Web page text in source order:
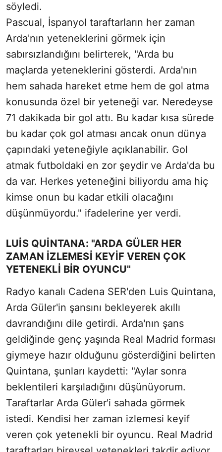
söyledi.
Pascual, İspanyol taraftarların her zaman
Arda'nın yeteneklerini görmek için
sabırsızlandığını belirterek, "Arda bu
maçlarda yeteneklerini gösterdi. Arda'nın
hem sahada hareket etme hem de gol atma
konusunda özel bir yeteneği var. Neredeyse
71 dakikada bir gol attı. Bu kadar kısa sürede
bu kadar çok gol atması ancak onun dünya
çapındaki yeteneğiyle açıklanabilir. Gol
atmak futboldaki en zor şeydir ve Arda'da bu
da var. Herkes yeteneğini biliyordu ama hiç
kimse onun bu kadar etkili olacağını
düşünmüyordu." ifadelerine yer verdi.
LUIS QUINTANA: "ARDA GÜLER HER
ZAMAN IZLEMESI KEYIF VEREN ÇOK
YETENEKLI BIR OYUNCU"
Radyo kanalı Cadena SER'den Luis Quintana,
Arda Güler'in şansını bekleyerek akıllı
davrandığını dile getirdi. Arda'nın şans
geldiğinde genç yaşında Real Madrid forması
giymeye hazır olduğunu gösterdiğini belirten
Quintana, şunları kaydetti: "Aylar sonra
beklentileri karşıladığını düşünüyorum.
Taraftarlar Arda Güler'i sahada görmek
istedi. Kendisi her zaman izlemesi keyif
veren çok yetenekli bir oyuncu. Real Madrid